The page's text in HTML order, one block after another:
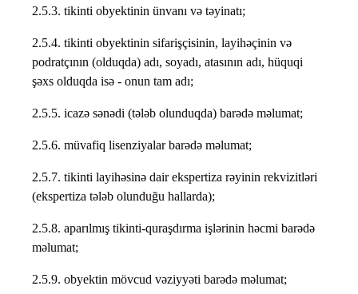
2.5.3. tikinti obyektinin ünvanı və təyinatı;
2.5.4. tikinti obyektinin sifarişçisinin, layihəçinin və
podratçının (olduqda) adı, soyadı, atasının adı, hüquqi
şəxs olduqda isə - onun tam adı;
2.5.5. icazə sənədi (tələb olunduqda) barədə məlumat;
2.5.6. müvafiq lisenziyalar barədə məlumat;
2.5.7. tikinti layihəsinə dair ekspertiza rəyinin rekvizitləri
(ekspertiza tələb olunduğu hallarda);
2.5.8. aparılmış tikinti-quraşdırma işlərinin həcmi barədə
məlumat;
2.5.9. obyektin mövcud vəziyyəti barədə məlumat;